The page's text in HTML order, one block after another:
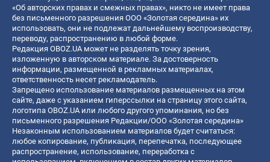
«Об авторских правах и смежных правах», никто не имеет права
без письменного разрешения ООО «Золотая середина» их
использовать, они не подлежат дальнейшему воспроизводству,
переводу, распространению в любой форме.
Редакция OBOZ.UA может не разделять точку зрения,
изложенную в авторском материале. За достоверность
информации, размещенной в рекламных материалах,
ответственность несет рекламодатель.
Запрещено использование материалов размещенных на этом
сайте, даже с указанием гиперссылки на страницу этого сайта,
логотипа OBOZ.UA или любого другого упоминания, но без
письменного разрешения Редакции/ООО «Золотая середина»
Незаконным использованием материалов будет считаться:
любое копирование, публикация, перепечатка, последующее
распространение, использование, переработка с